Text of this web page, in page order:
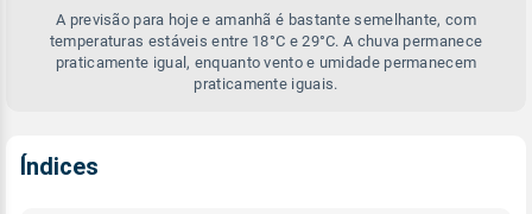
A previsão para hoje e amanhã é bastante semelhante, com
temperaturas estáveis entre 18°C e 29°C. A chuva permanece
praticamente igual, enquanto vento e umidade permanecem
praticamente iguais.
Índices